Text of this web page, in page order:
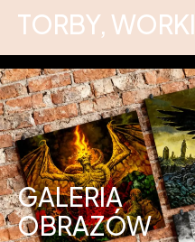
TORBY, WORKI
GALERIA
OBRAZÓW